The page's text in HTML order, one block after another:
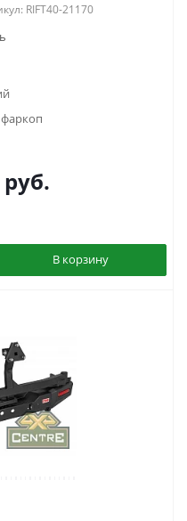
RIFT40-21170
фаркоп
руб.
В корзину